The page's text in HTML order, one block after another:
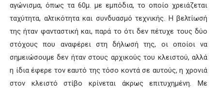
αγώνισμα, όπως τα 60μ. με εμπόδια, το οποίο χρειάζεται
ταχύτητα, αλτικότητα και συνδυασμό τεχνικής. Η βελτίωσή
της ήταν φανταστική και, παρά το ότι δεν πέτυχε τους δύο
στόχους που αναφέρει στη δήλωσή της, οι οποίοι να
σημειώσουμε δεν ήταν στους αρχικούς του κλειστού, αλλά
η ίδια έφερε τον εαυτό της τόσο κοντά σε αυτούς, η χρονιά
στον κλειστό στίβο κρίνεται άκρως επιτυχημένη. Με